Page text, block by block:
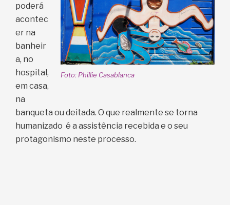
Foto: Phillie Casablanca
poderá
acontec
er na
banheir
a, no
hospital,
em casa,
na
banqueta ou deitada. O que realmente se torna
humanizado é a assistência recebida e o seu
protagonismo neste processo.